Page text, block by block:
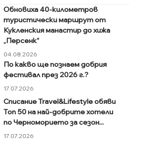
Обновиха 40-километров
туристически маршрут от
Кукленския манастир до хижа
„Персенк“
04.08.2026
По какво ще познаем добрия
фестивал през 2026 г.?
17.07.2026
Списание Travel&Lifestyle обяви
Топ 50 на най-добрите хотели
по Черноморието за сезон...
17.07.2026